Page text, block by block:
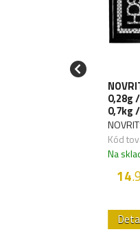
0,28g
0,7kg
Kód
Na
14